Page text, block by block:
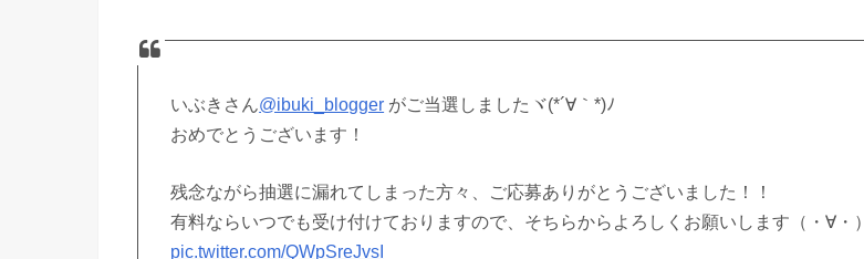
いぶきさん@ibuki_blogger がご当選しましたヾ(*´∀｀*)ﾉ
おめでとうございます！
残念ながら抽選に漏れてしまった方々、ご応募ありがとうございました！！
有料ならいつでも受け付けておりますので、そちらからよろしくお願いします（・∀・）
pic.twitter.com/QWpSreJvsI